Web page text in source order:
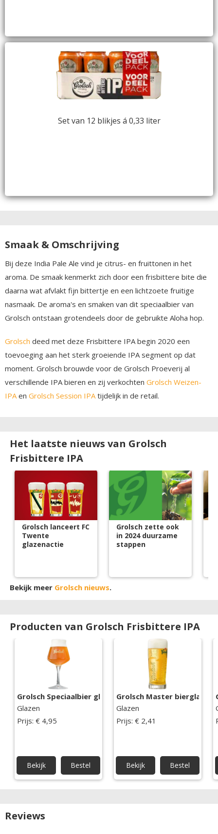
Set van 12 blikjes á 0,33 liter
Smaak & Omschrijving
Bij deze India Pale Ale vind je citrus- en fruittonen in het
aroma. De smaak kenmerkt zich door een frisbittere bite die
daarna wat afvlakt fijn bittertje en een lichtzoete fruitige
nasmaak. De aroma's en smaken van dit speciaalbier van
Grolsch ontstaan grotendeels door de gebruikte Aloha hop.
Grolsch deed met deze Frisbittere IPA begin 2020 een
toevoeging aan het sterk groeiende IPA segment op dat
moment. Grolsch brouwde voor de Grolsch Proeverij al
verschillende IPA bieren en zij verkochten Grolsch Weizen-
IPA en Grolsch Session IPA tijdelijk in de retail.
Het laatste nieuws van Grolsch
Frisbittere IPA
Grolsch lanceert FC
Twente
glazenactie
Grolsch zette ook
in 2024 duurzame
stappen
Bekijk meer Grolsch nieuws.
Producten van Grolsch Frisbittere IPA
Grolsch Speciaalbier glas
Glazen
Prijs: € 4,95
Bekijk Bestel
Grolsch Master bierglas
Glazen
Prijs: € 2,41
Bekijk Bestel
Reviews